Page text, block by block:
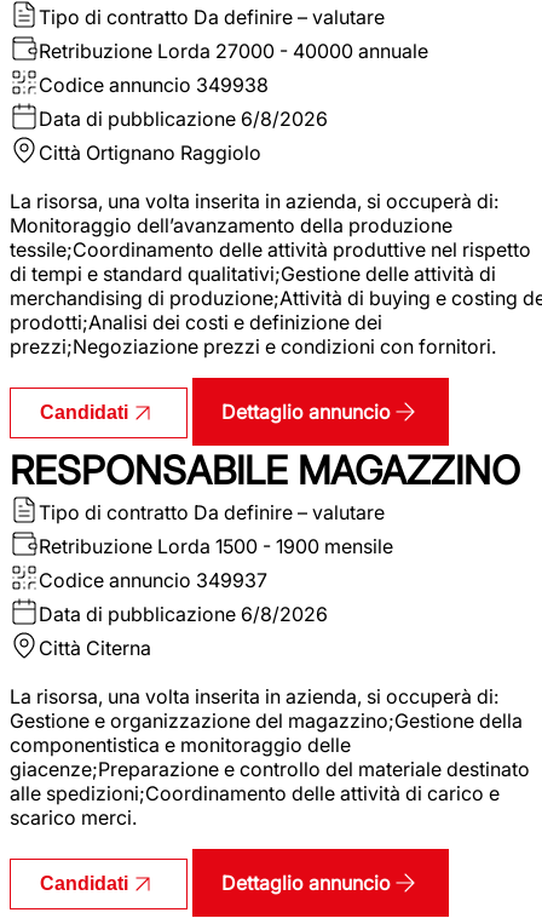
Tipo di contratto Da definire – valutare
Retribuzione Lorda 27000 - 40000 annuale
Codice annuncio 349938
Data di pubblicazione 6/8/2026
Città Ortignano Raggiolo
La risorsa, una volta inserita in azienda, si occuperà di:
Monitoraggio dell’avanzamento della produzione
tessile;Coordinamento delle attività produttive nel rispetto
di tempi e standard qualitativi;Gestione delle attività di
merchandising di produzione;Attività di buying e costing
prodotti;Analisi dei costi e definizione dei
prezzi;Negoziazione prezzi e condizioni con fornitori.
Candidati Dettaglio annuncio
RESPONSABILE MAGAZZINO
Tipo di contratto Da definire – valutare
Retribuzione Lorda 1500 - 1900 mensile
Codice annuncio 349937
Data di pubblicazione 6/8/2026
Città Citerna
La risorsa, una volta inserita in azienda, si occuperà di:
Gestione e organizzazione del magazzino;Gestione della
componentistica e monitoraggio delle
giacenze;Preparazione e controllo del materiale destinato
alle spedizioni;Coordinamento delle attività di carico e
scarico merci.
Candidati Dettaglio annuncio